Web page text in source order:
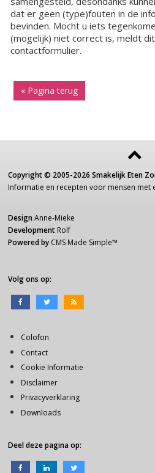
dat er geen (type)fouten in de
bevinden. Mocht u iets
(mogelijk) niet correct is, meldt
contactformulier.
« Pagina terug
Copyright © 2005-2026 Smakelijk Eten
Informatie en recepten voor mensen met
Design Anne-Mieke
Development Rolf
Powered by CMS Made Simple™
Volg ons op:
Colofon
Contact
Cookie Informatie
Disclaimer
Privacyverklaring
Downloads
Deel deze pagina op: